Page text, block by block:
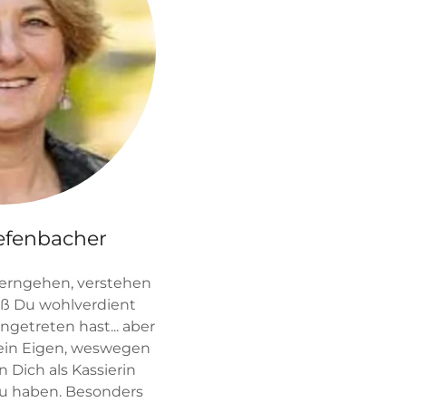
verstehen
Du wohlverdient
hast... aber
Eigen, weswegen
Dich als Kassierin
haben. Besonders